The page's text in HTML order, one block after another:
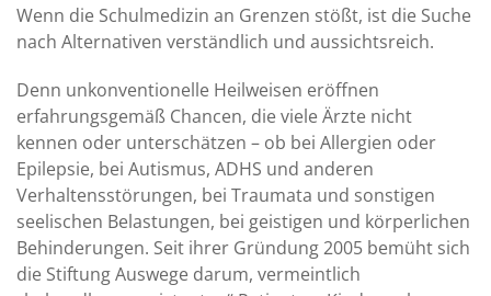
Wenn die Schulmedizin an Grenzen stößt, ist die Suche
nach Alternativen verständlich und aussichtsreich.
Denn unkonventionelle Heilweisen eröffnen
erfahrungsgemäß Chancen, die viele Ärzte nicht
kennen oder unterschätzen – ob bei Allergien oder
Epilepsie, bei Autismus, ADHS und anderen
Verhaltensstörungen, bei Traumata und sonstigen
seelischen Belastungen, bei geistigen und körperlichen
Behinderungen. Seit ihrer Gründung 2005 bemüht sich
die Stiftung Auswege darum, vermeintlich